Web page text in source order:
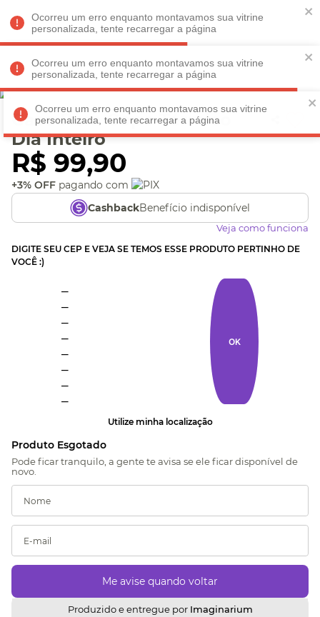
Ocorreu um erro enquanto montavamos sua vitrine
personalizada, tente recarregar a página
Ocorreu um erro enquanto montavamos sua vitrine
personalizada, tente recarregar a página
Ocorreu um erro enquanto montavamos sua vitrine
personalizada, tente recarregar a página
Faltam REGULAMENTO
Veja produtos perto de você! Informe seu CEP
Case Para Copo Térmico
Dia Inteiro
R$ 99,90
+3% OFF pagando com
CashbackBenefício indisponível
Veja como funciona
DIGITE SEU CEP E VEJA SE TEMOS ESSE PRODUTO PERTINHO DE
VOCÊ :)
OK
Utilize minha localização
Produzido e entregue por Imaginarium